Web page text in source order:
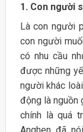
1. Con người
Là con người
con người
có nhu cầu
được những
người khác
động là nguồn
chính là quá
Anghen đã